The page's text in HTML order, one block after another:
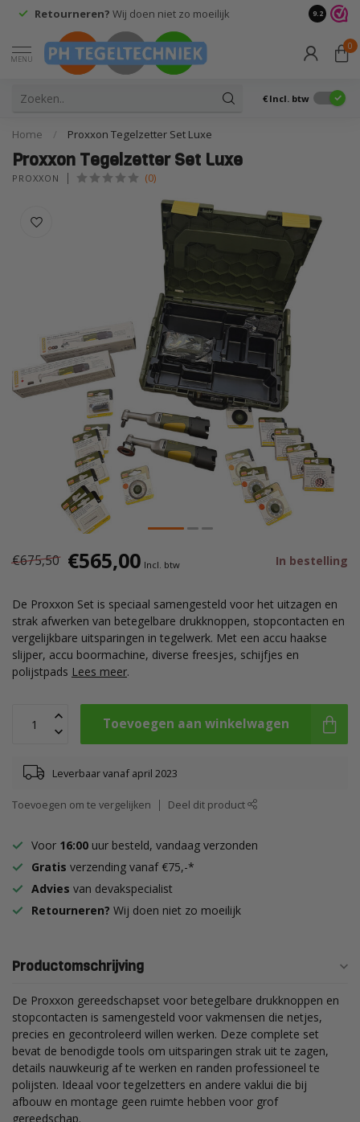
Retourneren? Wij doen niet zo moeilijk 9.2
MENU
0
€ Incl. btw
Home / Proxxon Tegelzetter Set Luxe
Proxxon Tegelzetter Set Luxe
PROXXON (0)
€675,50 €565,00 Incl. btw In bestelling
De Proxxon Set is speciaal samengesteld voor het uitzagen en
strak afwerken van betegelbare drukknoppen, stopcontacten en
vergelijkbare uitsparingen in tegelwerk. Met een accu haakse
slijper, accu boormachine, diverse freesjes, schijfjes en
polijstpads Lees meer.
Toevoegen aan winkelwagen
Leverbaar vanaf april 2023
Toevoegen om te vergelijken Deel dit product
Voor 16:00 uur besteld, vandaag verzonden
Gratis verzending vanaf €75,-*
Advies van devakspecialist
Retourneren? Wij doen niet zo moeilijk
Productomschrijving
De Proxxon gereedschapset voor betegelbare drukknoppen en
stopcontacten is samengesteld voor vakmensen die netjes,
precies en gecontroleerd willen werken. Deze complete set
bevat de benodigde tools om uitsparingen strak uit te zagen,
details nauwkeurig af te werken en randen professioneel te
polijsten. Ideaal voor tegelzetters en andere vaklui die bij
afbouw en montage geen ruimte hebben voor grof
gereedschap.